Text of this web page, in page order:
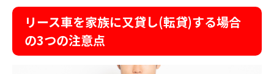
リース車を家族に又貸し(転貸)する場合
の3つの注意点